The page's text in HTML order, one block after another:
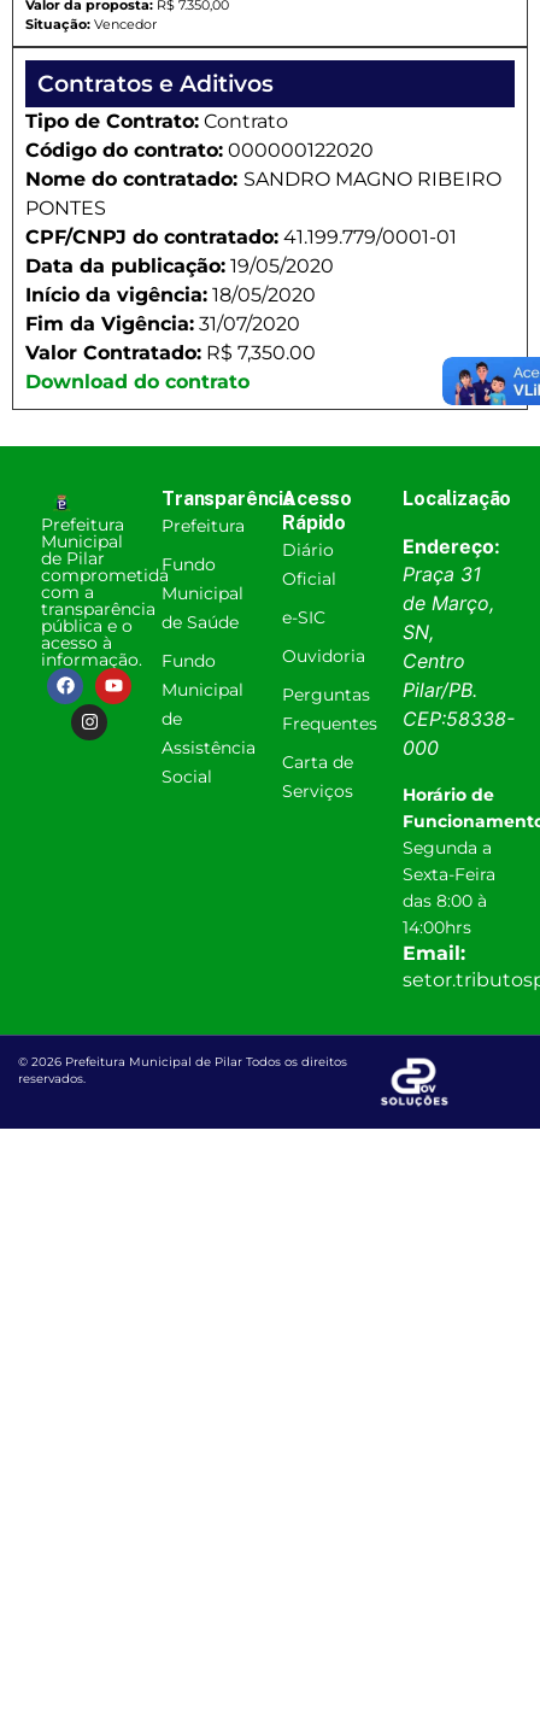
Valor da proposta: R$ 7.350,00
Situação: Vencedor
Contratos e Aditivos
Tipo de Contrato: Contrato
Código do contrato: 000000122020
Nome do contratado: SANDRO MAGNO RIBEIRO
PONTES
CPF/CNPJ do contratado: 41.199.779/0001-01
Data da publicação: 19/05/2020
Início da vigência: 18/05/2020
Fim da Vigência: 31/07/2020
Valor Contratado: R$ 7,350.00
Download do contrato
Prefeitura
Municipal
de Pilar
comprometida
com a
transparência
pública e o
acesso à
informação.
Transparência
Prefeitura
Fundo
Municipal
de Saúde
Fundo
Municipal
de
Assistência
Social
Acesso
Rápido
Diário
Oficial
e-SIC
Ouvidoria
Perguntas
Frequentes
Carta de
Serviços
Localização
Endereço:
Praça 31
de Março,
SN,
Centro
Pilar/PB.
CEP:58338-
000
Horário de
Segunda a
Sexta-Feira
das 8:00 à
14:00hrs
Email:
© 2026 Prefeitura Municipal de Pilar Todos os direitos
reservados.